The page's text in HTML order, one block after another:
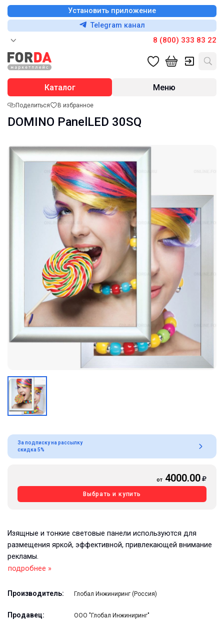
Установить приложение
Telegram канал
8 (800) 333 83 22
Каталог Меню
Поделиться В избранное
DOMINO PanelLED 30SQ
За подписку на рассылку
скидка 5%
от 4000.00
Выбрать и купить
Изящные и тонкие световые панели используются для
размещения яркой, эффективной, привлекающей внимание
рекламы.
подробнее »
Производитель: Глобал Инжиниринг (Россия)
Продавец: ООО "Глобал Инжиниринг"